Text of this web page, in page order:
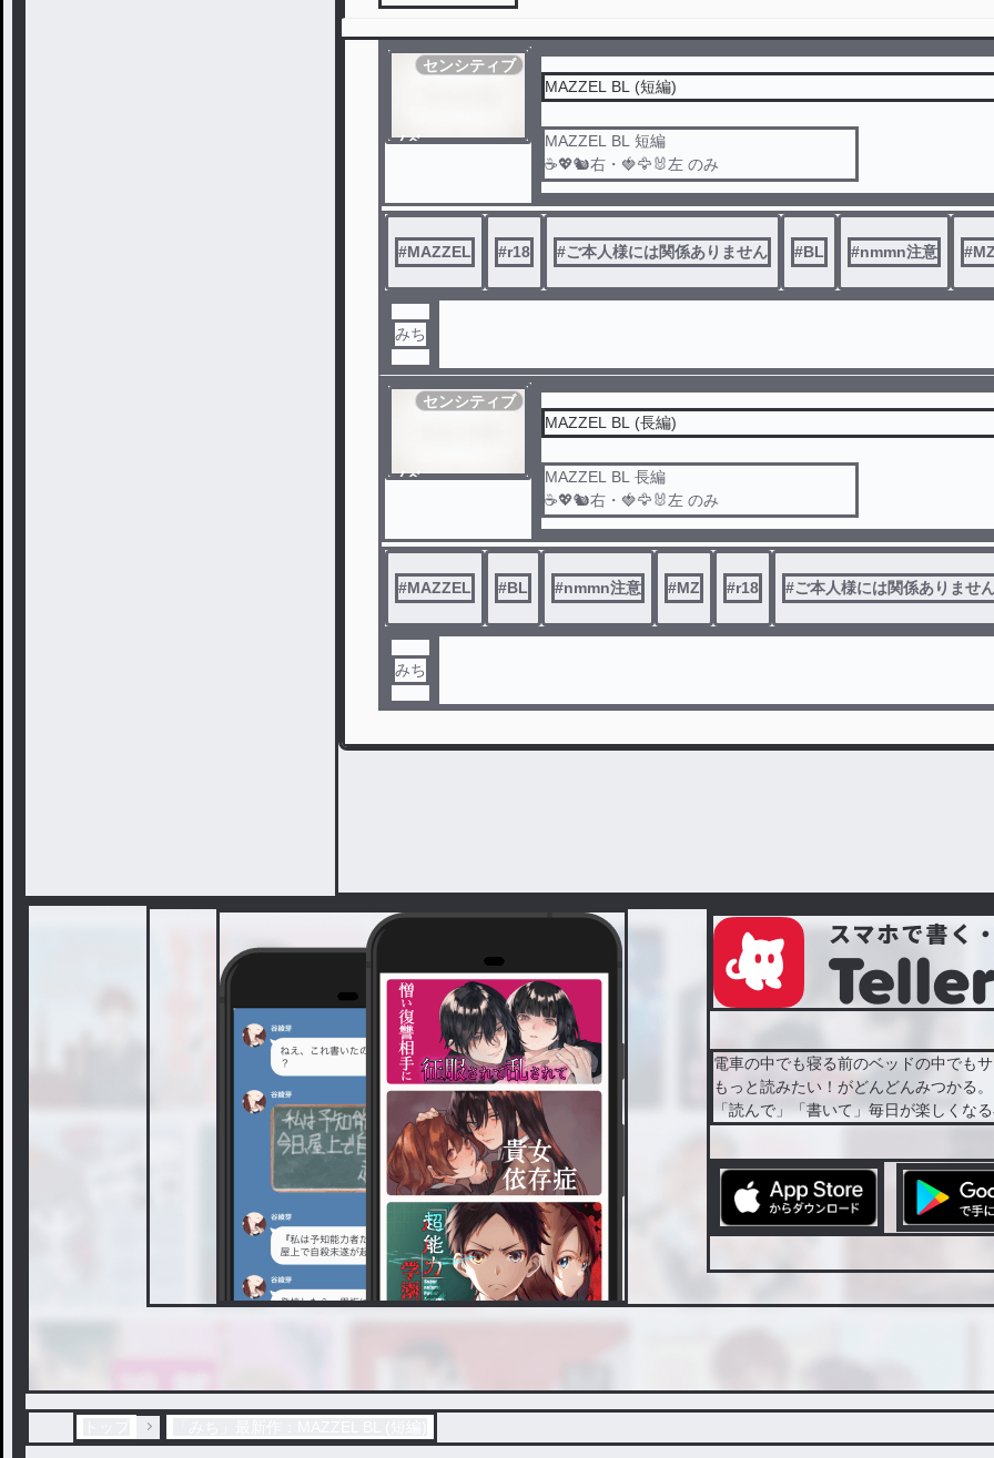
ノベ
センシティブ
MAZZEL BL (短編)
MAZZEL BL 短編
☕️💖🐿右・🍓🦅🐰左 のみ
※現在リクエストは受け付けておりません🙏
長編の方も読んでいただけたら嬉しいです🥹
#MAZZEL #r18 #ご本人様には関係ありません #BL #nmmn注意 #MZ
みち
ノベ
センシティブ
MAZZEL BL (長編)
MAZZEL BL 長編
☕️💖🐿右・🍓🦅🐰左 のみ
※現在リクエストは受け付けておりません🙏
短編の方もよろしくお願いします🥹
#MAZZEL #BL #nmmn注意 #MZ #r18 #ご本人様には関係ありませ
みち
電車の中でも寝る前のベッドの中でもサ
もっと読みたい！がどんどんみつかる。
「読んで」「書いて」毎日が楽しくな